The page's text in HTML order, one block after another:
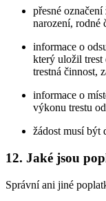
přesné
narození, rodné
informace o
který uložil trest
trestná činnost,
informace o
výkonu trestu
žádost musí být
12. Jaké jsou
Správní ani jiné